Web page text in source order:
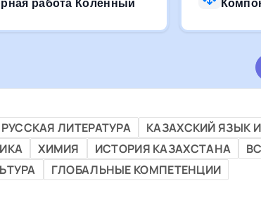
работа Коленный
РУССКАЯ ЛИТЕРАТУРА КАЗАХСКИЙ ЯЗЫК
ХИМИЯ ИСТОРИЯ КАЗАХСТАНА
ГЛОБАЛЬНЫЕ КОМПЕТЕНЦИИ